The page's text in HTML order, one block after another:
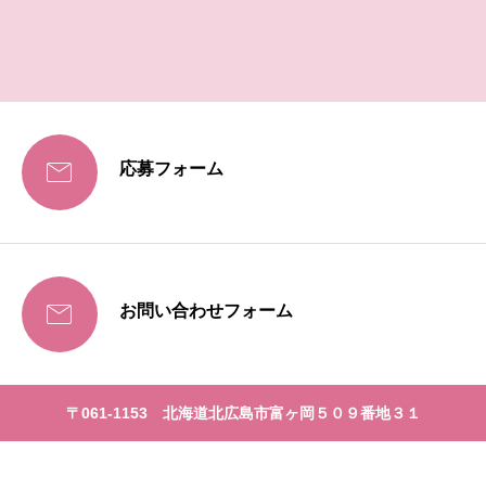
 応募フォーム
 お問い合わせフォーム
〒061-1153 北海道北広島市富ヶ岡５０９番地３１